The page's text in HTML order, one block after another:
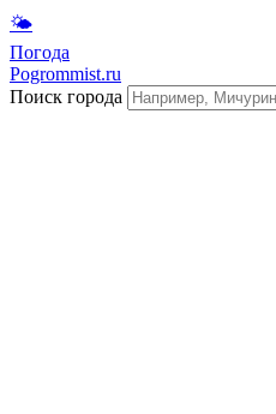
🌤
Погода
Pogrommist.ru
Поиск города